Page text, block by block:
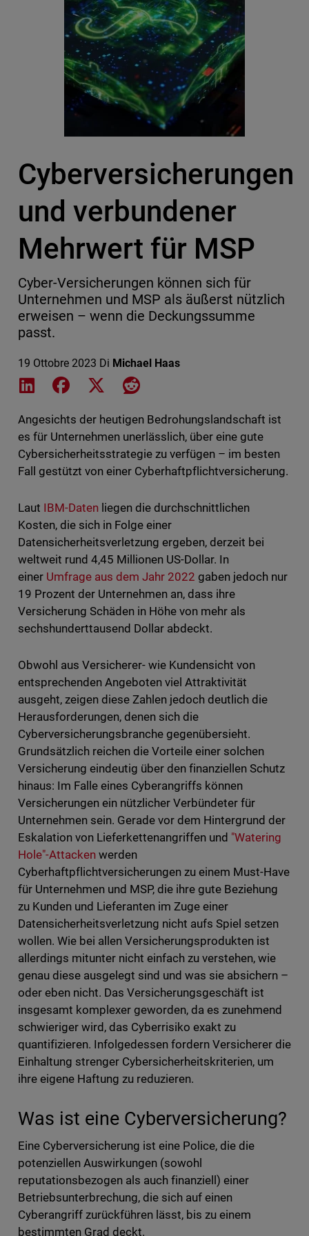
Cyberversicherungen
und verbundener
Mehrwert für MSP
Cyber-Versicherungen können sich für
Unternehmen und MSP als äußerst nützlich
erweisen – wenn die Deckungssumme
passt.
19 Ottobre 2023 Di Michael Haas
Share on LinkedIn
Share on Facebook
Share on XShare on Reddit
Angesichts der heutigen Bedrohungslandschaft ist
es für Unternehmen unerlässlich, über eine gute
Cybersicherheitsstrategie zu verfügen – im besten
Fall gestützt von einer Cyberhaftpflichtversicherung.
Laut IBM-Datenliegen die durchschnittlichen
Kosten, die sich in Folge einer
Datensicherheitsverletzung ergeben, derzeit bei
weltweit rund 4,45 Millionen US-Dollar. In
einer Umfrage aus dem Jahr 2022 gaben jedoch nur
19 Prozent der Unternehmen an, dass ihre
Versicherung Schäden in Höhe von mehr als
sechshunderttausend Dollar abdeckt.
Obwohl aus Versicherer- wie Kundensicht von
entsprechenden Angeboten viel Attraktivität
ausgeht, zeigen diese Zahlen jedoch deutlich die
Herausforderungen, denen sich die
Cyberversicherungsbranche gegenübersieht.
Grundsätzlich reichen die Vorteile einer solchen
Versicherung eindeutig über den finanziellen Schutz
hinaus: Im Falle eines Cyberangriffs können
Versicherungen ein nützlicher Verbündeter für
Unternehmen sein. Gerade vor dem Hintergrund der
Eskalation von Lieferkettenangriffen und "Watering
Hole"-Attackenwerden
Cyberhaftpflichtversicherungen zu einem Must-Have
für Unternehmen und MSP, die ihre gute Beziehung
zu Kunden und Lieferanten im Zuge einer
Datensicherheitsverletzung nicht aufs Spiel setzen
wollen. Wie bei allen Versicherungsprodukten ist
allerdings mitunter nicht einfach zu verstehen, wie
genau diese ausgelegt sind und was sie absichern –
oder eben nicht. Das Versicherungsgeschäft ist
insgesamt komplexer geworden, da es zunehmend
schwieriger wird, das Cyberrisiko exakt zu
quantifizieren. Infolgedessen fordern Versicherer die
Einhaltung strenger Cybersicherheitskriterien, um
ihre eigene Haftung zu reduzieren.
Was ist eine Cyberversicherung?
Eine Cyberversicherung ist eine Police, die die
potenziellen Auswirkungen (sowohl
reputationsbezogen als auch finanziell) einer
Betriebsunterbrechung, die sich auf einen
Cyberangriff zurückführen lässt, bis zu einem
bestimmten Grad deckt.